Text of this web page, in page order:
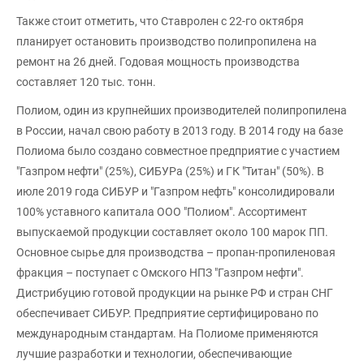
Также стоит отметить, что Ставролен с 22-го октября
планирует остановить производство полипропилена на
ремонт на 26 дней. Годовая мощность производства
составляет 120 тыс. тонн.
Полиом, один из крупнейших производителей полипропилена
в России, начал свою работу в 2013 году. В 2014 году на базе
Полиома было создано совместное предприятие с участием
"Газпром нефти" (25%), СИБУРа (25%) и ГК "Титан" (50%). В
июле 2019 года СИБУР и "Газпром нефть" консолидировали
100% уставного капитала ООО "Полиом". Ассортимент
выпускаемой продукции составляет около 100 марок ПП.
Основное сырье для производства – пропан-пропиленовая
фракция – поступает с Омского НПЗ "Газпром нефти".
Дистрибуцию готовой продукции на рынке РФ и стран СНГ
обеспечивает СИБУР. Предприятие сертифицировано по
международным стандартам. На Полиоме применяются
лучшие разработки и технологии, обеспечивающие